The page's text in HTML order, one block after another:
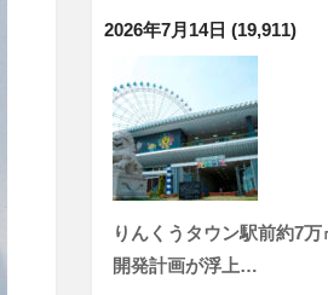
2026年7月14日 (19,911)
りんくうタウン駅前約7
開発計画が浮上…